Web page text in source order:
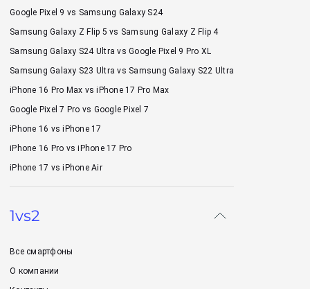
Google Pixel 9 vs Samsung Galaxy S24
Samsung Galaxy Z Flip 5 vs Samsung Galaxy Z Flip 4
Samsung Galaxy S24 Ultra vs Google Pixel 9 Pro XL
Samsung Galaxy S23 Ultra vs Samsung Galaxy S22 Ultra
iPhone 16 Pro Max vs iPhone 17 Pro Max
Google Pixel 7 Pro vs Google Pixel 7
iPhone 16 vs iPhone 17
iPhone 16 Pro vs iPhone 17 Pro
iPhone 17 vs iPhone Air
1vs2
Все смартфоны
О компании